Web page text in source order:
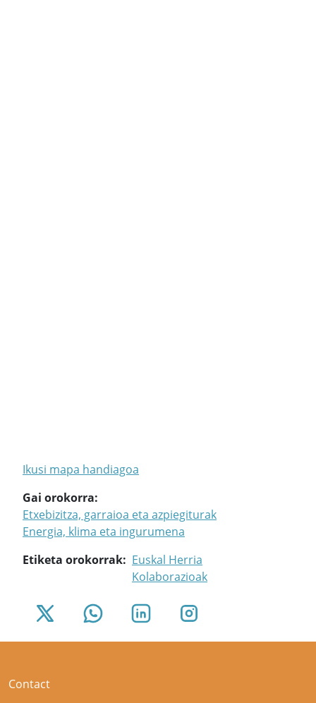
Ikusi mapa handiagoa
Gai orokorra
Etxebizitza, garraioa eta azpiegiturak
Energia, klima eta ingurumena
Etiketa orokorrak
Euskal Herria
Kolaborazioak
Contact